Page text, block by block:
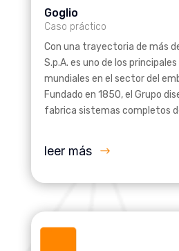
Goglio
Caso práctico
Con una trayectoria de más
S.p.A. es uno de los
mundiales en el sector del
Fundado en 1850, el Grupo
fabrica sistemas completos
leer más